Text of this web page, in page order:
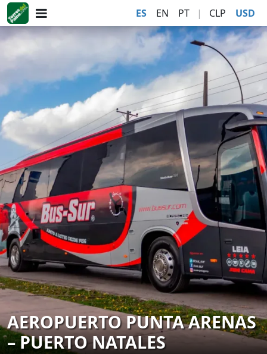
ES EN PT | CLP USD
AEROPUERTO PUNTA ARENAS
– PUERTO NATALES